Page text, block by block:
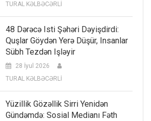
TURAL KƏLBƏCƏRLİ
48 Dərəcə Isti Şəhəri Dəyişdirdi:
Quşlar Göydən Yerə Düşür, Insanlar
Sübh Tezdən Işləyir
28 İyul 2026
TURAL KƏLBƏCƏRLİ
Yüzillik Gözəllik Sirri Yenidən
Gündəmdə: Sosial Medianı Fəth